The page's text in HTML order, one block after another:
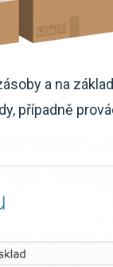
a na
případně